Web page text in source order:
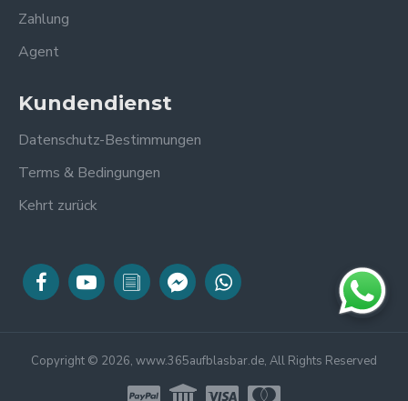
Zahlung
Agent
Kundendienst
Datenschutz-Bestimmungen
Terms & Bedingungen
Kehrt zurück
Copyright © 2026, www.365aufblasbar.de, All Rights Reserved